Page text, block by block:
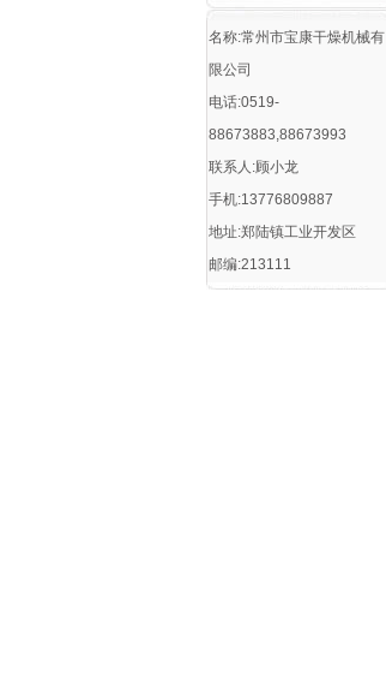
名称:常州市宝康干燥机械有
限公司
电话:0519-
88673883,88673993
联系人:顾小龙
手机:13776809887
地址:郑陆镇工业开发区
邮编:213111